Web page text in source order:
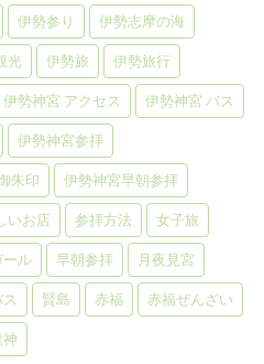
伊勢参り 伊勢志摩の海
光 伊勢旅 伊勢旅行
伊勢神宮 アクセス 伊勢神宮 バス
伊勢神宮参拝
朱印 伊勢神宮早朝参拝
いお店 参拝方法 女子旅
ール 早朝参拝 月夜見宮
賢島 赤福 赤福ぜんざい